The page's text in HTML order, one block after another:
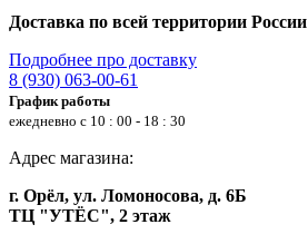
Доставка по всей территории России
Подробнее про доставку
8 (930) 063-00-61
График работы
ежедневно с 10 : 00 - 18 : 30
Адрес магазина:
г. Орёл, ул. Ломоносова, д. 6Б
ТЦ "УТЁС", 2 этаж